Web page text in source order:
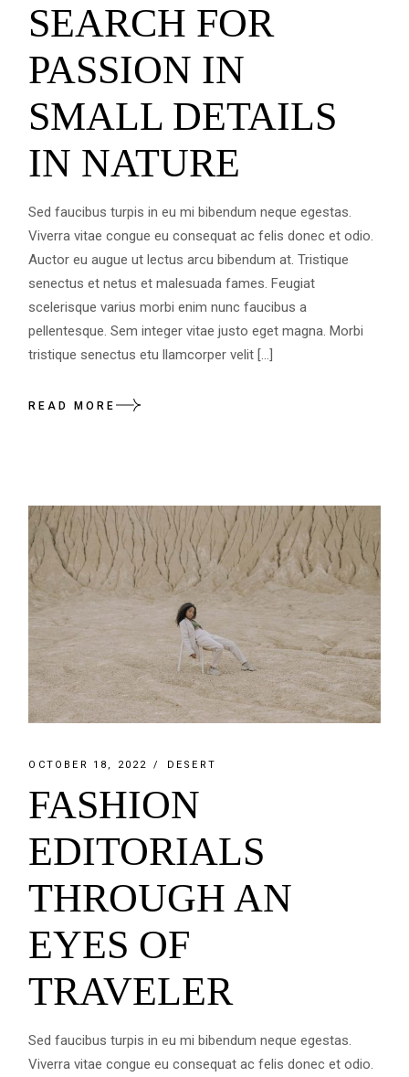
SEARCH FOR
PASSION IN
SMALL DETAILS
IN NATURE
Sed faucibus turpis in eu mi bibendum neque egestas.
Viverra vitae congue eu consequat ac felis donec et odio.
Auctor eu augue ut lectus arcu bibendum at. Tristique
senectus et netus et malesuada fames. Feugiat
scelerisque varius morbi enim nunc faucibus a
pellentesque. Sem integer vitae justo eget magna. Morbi
tristique senectus etu llamcorper velit […]
READ MORE
OCTOBER 18, 2022 DESERT
FASHION
EDITORIALS
THROUGH AN
EYES OF
TRAVELER
Sed faucibus turpis in eu mi bibendum neque egestas.
Viverra vitae congue eu consequat ac felis donec et odio.